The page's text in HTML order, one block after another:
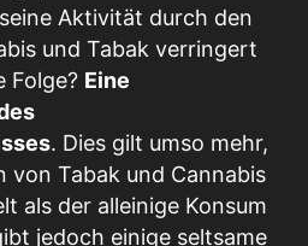
Aktivität durch den
und Tabak verringert
Folge? Eine
. Dies gilt umso mehr,
von Tabak und Cannabis
als der alleinige Konsum
jedoch einige seltsame